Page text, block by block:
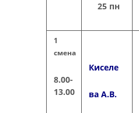
25 пн
1
смена
8.00-
13.00
Киселе
ва А.В.